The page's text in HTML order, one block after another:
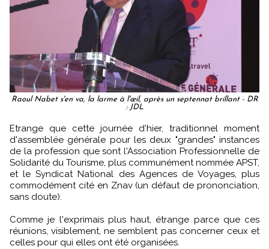
Raoul Nabet s'en va, la larme à l'œil, après un septennat brillant - DR
: JDL
Etrange que cette journée d'hier, traditionnel moment
d'assemblée générale pour les deux "grandes" instances
de la profession que sont l'Association Professionnelle de
Solidarité du Tourisme, plus communément nommée APST,
et le Syndicat National des Agences de Voyages, plus
commodément cité en Znav (un défaut de prononciation,
sans doute).
Comme je l'exprimais plus haut, étrange parce que ces
réunions, visiblement, ne semblent pas concerner ceux et
celles pour qui elles ont été organisées.